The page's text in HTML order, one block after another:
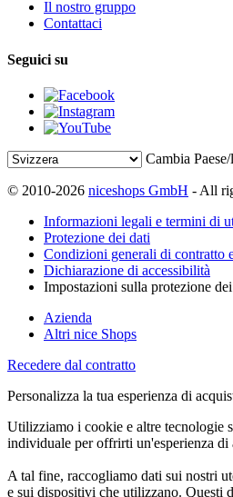
Il nostro gruppo
Contattaci
Seguici su
Cambia
© 2010-2026 niceshops GmbH - All
Informazioni legali e termini di
Protezione dei dati
Condizioni generali di contratto
Dichiarazione di accessibilità
Impostazioni sulla protezione
Azienda
Altri nice Shops
Recedere dal contratto
Personalizza la tua esperienza di
Utilizziamo i cookie e altre tecnologie
individuale per offrirti un'esperienza di
A tal fine, raccogliamo dati sui nostri
e sui dispositivi che utilizzano. Questi